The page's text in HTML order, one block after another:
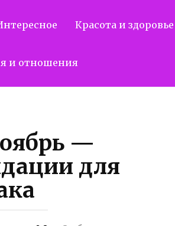
Красота и здоровье
и отношения
—
для